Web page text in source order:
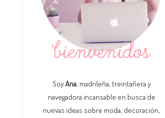
SoyAna, madrileña, treintañera y
navegadora incansable en busca de
nuevas ideas sobre moda, decoración,